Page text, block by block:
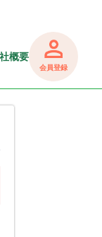
概要
会員登録